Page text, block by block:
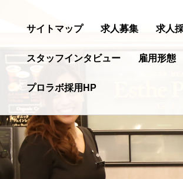
サイトマップ 求人募集 求人
スタッフインタビュー 雇用形態
プロラボ採用HP